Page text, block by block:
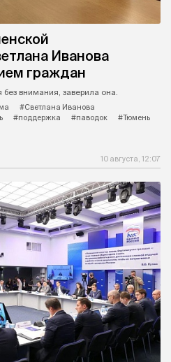
Иванова
граждан
внимания, заверила она.
#Светлана Иванова
#поддержка #паводок
#Тюмень
10 августа, 12:07